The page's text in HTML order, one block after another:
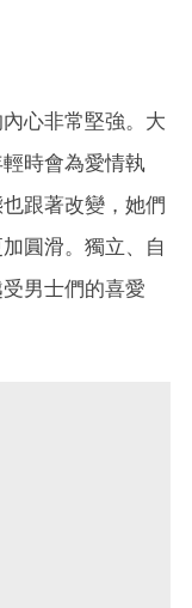
心非常堅強。大
時會為愛情執
跟著改變，她們
圓滑。獨立、自
男士們的喜愛